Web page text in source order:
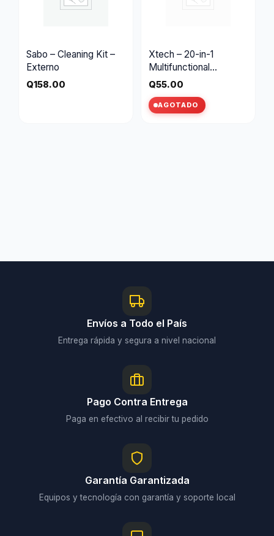
Sabo – Cleaning Kit –
Externo
Q158.00
Xtech – 20-in-1
Multifunctional
Cleaning Kit – XTA-910
Q55.00
AGOTADO
Envíos a Todo el País
Entrega rápida y segura a nivel nacional
Pago Contra Entrega
Paga en efectivo al recibir tu pedido
Garantía Garantizada
Equipos y tecnología con garantía y soporte local